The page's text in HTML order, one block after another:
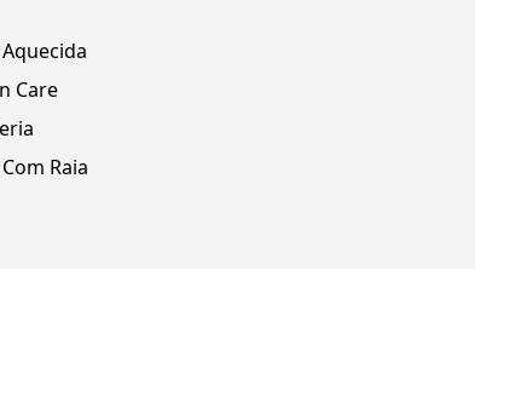
Care
Raia